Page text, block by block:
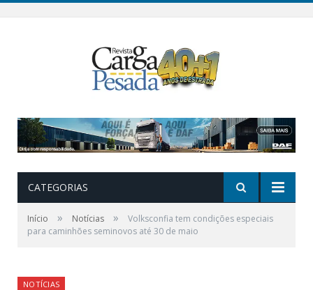
CATEGORIAS
Início » Notícias »
Volksconfia tem condições especiais
para caminhões seminovos até 30 de maio
NOTÍCIAS